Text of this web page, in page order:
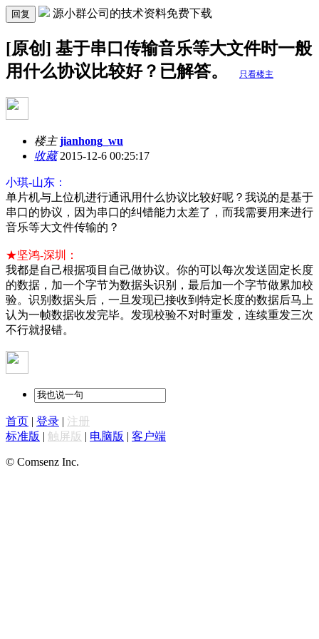
回复 源小群公司的技术资料免费下载
[原创] 基于串口传输音乐等大文件时一般
用什么协议比较好？已解答。
只看楼主
楼主 jianhong_wu
收藏2015-12-6 00:25:17
小琪-山东：
单片机与上位机进行通讯用什么协议比较好呢？我说的是基于
串口的协议，因为串口的纠错能力太差了，而我需要用来进行
音乐等大文件传输的？
★坚鸿-深圳：
我都是自己根据项目自己做协议。你的可以每次发送固定长度
的数据，加一个字节为数据头识别，最后加一个字节做累加校
验。识别数据头后，一旦发现已接收到特定长度的数据后马上
认为一帧数据收发完毕。发现校验不对时重发，连续重发三次
不行就报错。
首页 | 登录 | 注册
标准版 | 触屏版 | 电脑版 | 客户端
© Comsenz Inc.